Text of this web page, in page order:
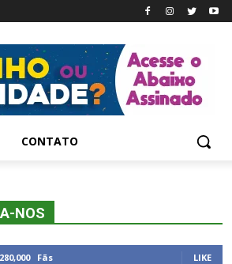
CONTATO
NOS
280,000 Fãs LIKE